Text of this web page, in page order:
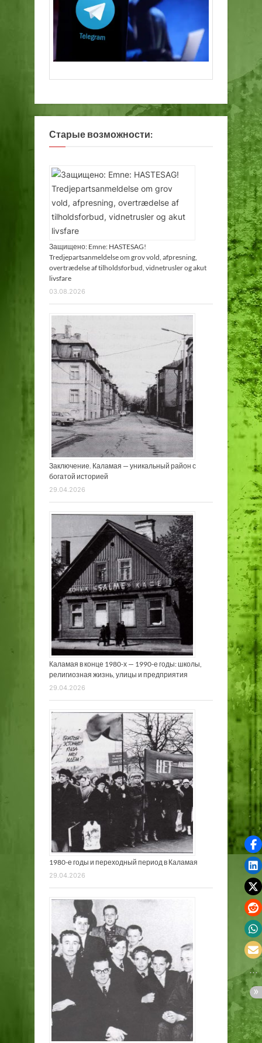
Старые возможности:
Защищено: Emne: HASTESAG!
Tredjepartsanmeldelse om grov vold, afpresning,
overtrædelse af tilholdsforbud, vidnetrusler og akut
livsfare
03.08.2026
Заключение. Каламая — уникальный район с
богатой историей
29.04.2026
Каламая в конце 1980-х — 1990-е годы: школы,
религиозная жизнь, улицы и предприятия
29.04.2026
1980-е годы и переходный период в Каламая
29.04.2026